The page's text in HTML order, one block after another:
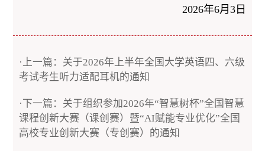
2026年6月3日
·上一篇：关于2026年上半年全国大学英语四、六级
考试考生听力适配耳机的通知
·下一篇：关于组织参加2026年“智慧树杯”全国智慧
课程创新大赛（课创赛）暨“AI赋能专业优化”全国
高校专业创新大赛（专创赛）的通知